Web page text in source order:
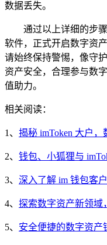
数据丢失。
通过以上详细的步
软件，正式开启数字资
请始终保持警惕，像守
资产安全，合理参与数
值助力。
相关阅读：
1、 揭秘 imToken 大户
2、 钱包、小狐狸与
3、 深入了解 im 钱包客
4、 探索数字资产新领域
5、 安全便捷的数字资